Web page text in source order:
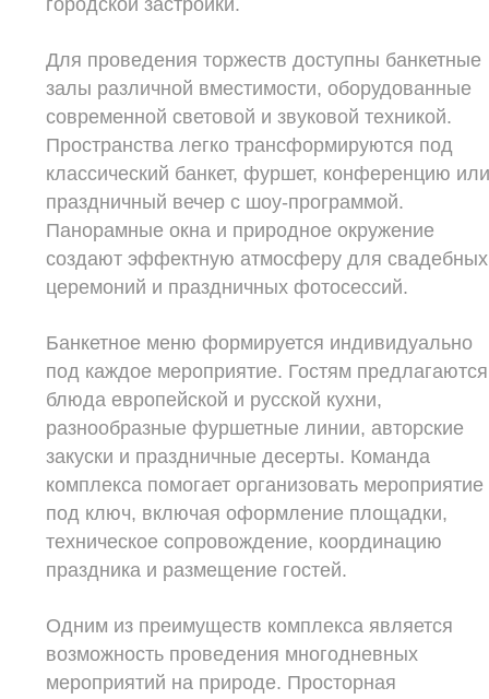
городской застройки.
Для проведения торжеств доступны банкетные
залы различной вместимости, оборудованные
современной световой и звуковой техникой.
Пространства легко трансформируются под
классический банкет, фуршет, конференцию
праздничный вечер с шоу-программой.
Панорамные окна и природное окружение
создают эффектную атмосферу для свадебных
церемоний и праздничных фотосессий.
Банкетное меню формируется индивидуально
под каждое мероприятие. Гостям предлагаются
блюда европейской и русской кухни,
разнообразные фуршетные линии, авторские
закуски и праздничные десерты. Команда
комплекса помогает организовать мероприятие
под ключ, включая оформление площадки,
техническое сопровождение, координацию
праздника и размещение гостей.
Одним из преимуществ комплекса является
возможность проведения многодневных
мероприятий на природе. Просторная